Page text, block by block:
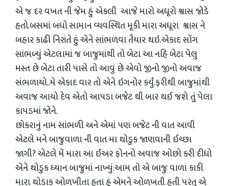
એ જ દર વખત ની જેમ હું એકલી આજે મારો અધૂરો શ્વાસ જોડે
હતો.બસમાં બધો સામાન વ્યવસ્થિત મૂકી મારા અધૂરા શ્વાસ ને
બહાર કાઢી નિરાંતે હું એને સાંભળવા તૈયાર થઇ.એકાદ સોંગ
સાંભળ્યું એટલામાં જ બાજુમાંથી તો બેટા આ નહિ બેટા પેલુ
મસ્ત છે બેટા તારી પાસે તો આવું છે એવો જીનો જીનો અવાજ
સંભળાયો..મે એકાદ વાર તો એને ઇગનોર કર્યું.ફરીથી બાજુમાંથી
અવાજ આયો દેવ એતો આપડા બજેટ થી બાર થઈ જશે તું પેલા
કાપડમાં જોને.
છોકરાનું નામ સાંભળી અને એમાં પણ બજેટ ની વાત આવી
એટલે મને બાજુવાળા ની વાત મા થોડુક જાણવાની ઈચ્છા
જાગી? એટલે મેં મારા આ ઈઅર ફોનનો અવાજ ઓછો કરી દીધો
એને થોડુક ધ્યાન બાજુમાં નાખ્યું.આમ તો એ બાજુ વાળા કાકી
મારા થોડાક ઓળખીતા હતા હું એમને ઓળખતી હતી પરંતુ એ